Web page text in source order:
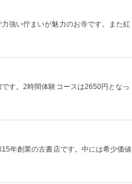
強い佇まいが魅力のお寺です。また紅
す。2時間体験コースは2650円となっ
年創業の古書店です。中には希少価値